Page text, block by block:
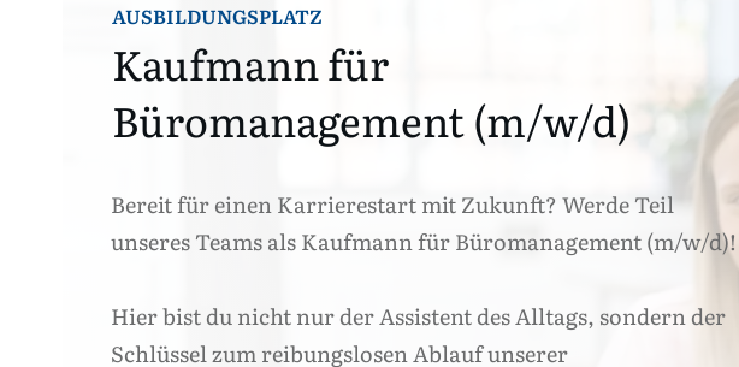
AUSBILDUNGSPLATZ
Kaufmann für
Büromanagement (m/w/d)
Bereit für einen Karrierestart mit Zukunft? Werde Teil
unseres Teams als Kaufmann für Büromanagement (m/w/d)!
Hier bist du nicht nur der Assistent des Alltags, sondern der
Schlüssel zum reibungslosen Ablauf unserer